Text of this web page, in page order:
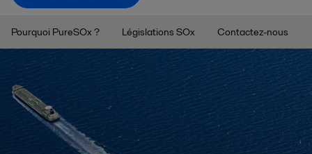
Pourquoi PureSOx ? Législations SOx Contactez-nous